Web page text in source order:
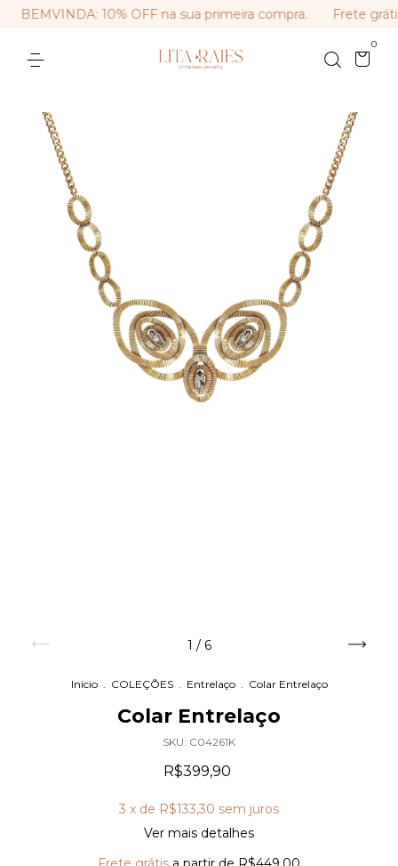
BEMVINDA: 10% OFF na sua primeira compra. Frete
0
1 / 6
Início . COLEÇÕES . Entrelaço . Colar Entrelaço
Colar Entrelaço
SKU: C04261K
R$399,90
3 x de R$133,30 sem juros
Ver mais detalhes